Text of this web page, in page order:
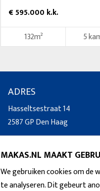
MAKAS.NL MAAKT
We gebruiken cookies om de
te analyseren. Dit gebeurt
€ 595.000 k.k.
132m²
5
ADRES
Hasseltsestraat 14
2587 GP Den Haag